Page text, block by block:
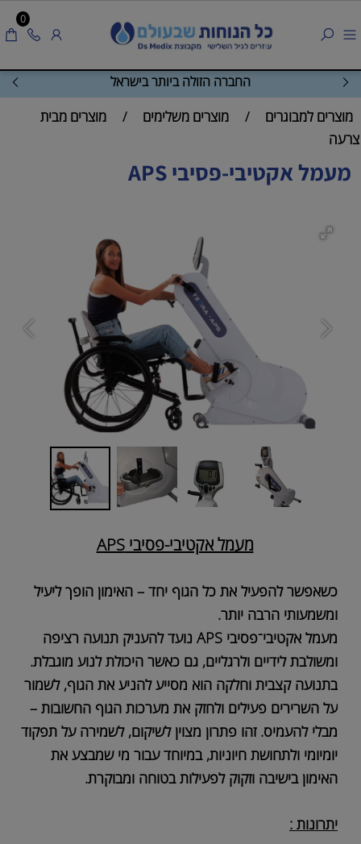
החברה הזולה ביותר בישראל
0
מוצרים למבוגרים / מוצרים משלימים /
מוצרים מבית
צרעה
מעמל אקטיבי-פסיבי APS
מעמל אקטיבי-פסיבי APS
כשאפשר להפעיל את כל הגוף יחד – האימון הופך ליעיל
ומשמעותי הרבה יותר.
מעמל אקטיבי־פסיבי APS נועד להעניק תנועה רציפה
ומשולבת לידיים ולרגליים, גם כאשר היכולת לנוע מוגבלת.
בתנועה קצבית וחלקה הוא מסייע להניע את הגוף, לשמור
על השרירים פעילים ולחזק את מערכות הגוף החשובות –
מבלי להעמיס. זהו פתרון מצוין לשיקום, לשמירה על תפקוד
יומיומי ולתחושת חיוניות, במיוחד עבור מי שמבצע את
האימון בישיבה וזקוק לפעילות בטוחה ומבוקרת.
יתרונות :